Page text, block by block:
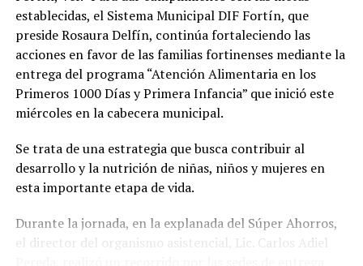
Los beneficiarios agradecieron el apoyo otorgado por el
DIF Municipal, ya que para muchas familias el costo de
unos lentes representa un gasto difícil de solventar, por
lo que este programa les permitió acceder de manera
gratuita a un instrumento indispensable para sus
actividades diarias.
Con estas acciones, el Sistema Municipal DIF de
Amatlán de los Reyes reafirmó su compromiso de
trabajar en favor de los sectores más vulnerables del
municipio, acercando programas de asistencia social que
contribuyan a mejorar la salud, la inclusión y la calidad
de vida de la población.
establecidas, el Sistema Municipal DIF Fortín, que
preside Rosaura Delfín, continúa fortaleciendo las
acciones en favor de las familias fortinenses mediante la
entrega del programa “Atención Alimentaria en los
Primeros 1000 Días y Primera Infancia” que inició este
miércoles en la cabecera municipal.
Se trata de una estrategia que busca contribuir al
desarrollo y la nutrición de niñas, niños y mujeres en
esta importante etapa de vida.
Durante la jornada, en la explanada del Súper Ahorros,
el director del organismo asistencial, Lic. Carlos Adiel